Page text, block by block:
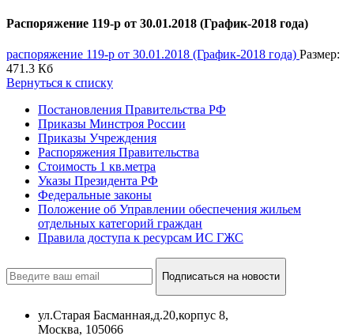
Распоряжение 119-p от 30.01.2018 (График-2018 года)
распоряжение 119-p от 30.01.2018 (График-2018 года) Размер:
471.3 Кб
Вернуться к списку
Постановления Правительства РФ
Приказы Минстроя России
Приказы Учреждения
Распоряжения Правительства
Стоимость 1 кв.метра
Указы Президента РФ
Федеральные законы
Положение об Управлении обеспечения жильем
отдельных категорий граждан
Правила доступа к ресурсам ИС ГЖС
Подписаться на новости
ул.Старая Басманная,д.20,корпус 8,
Москва, 105066